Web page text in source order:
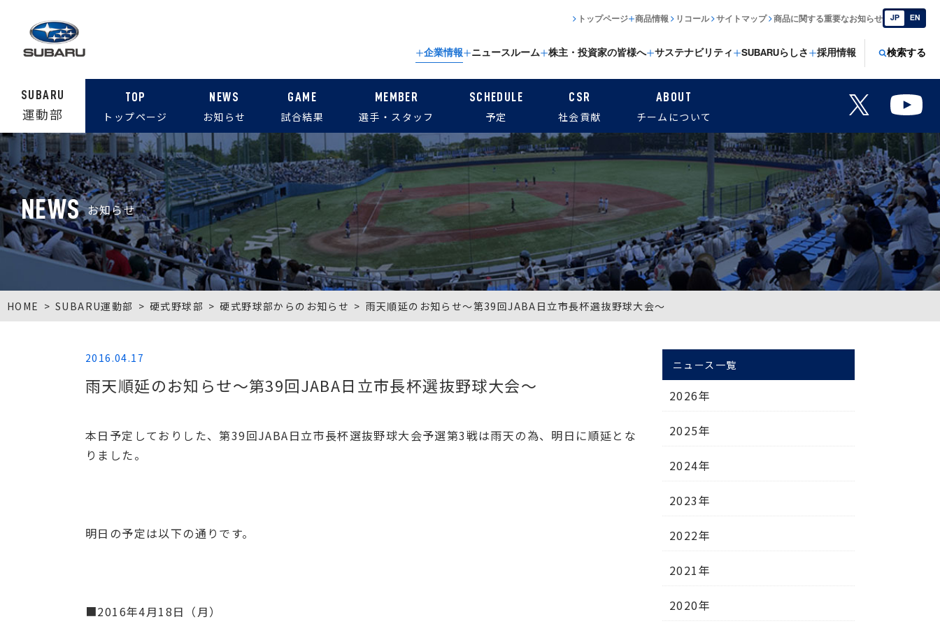
企業情報 ニュースルーム 株主・投資家の皆様へ サステナビリティ SUBARUらしさ 採用情報 検索する
トップページ 商品情報 リコール サイトマップ 商品に関する重要なお知らせ JP EN
SUBARU
運動部
TOP
トップページ
NEWS
お知らせ
GAME
試合結果
MEMBER
選手・スタッフ
SCHEDULE
予定
CSR
社会貢献
ABOUT
チームについて
NEWS お知らせ
HOME SUBARU運動部 硬式野球部 硬式野球部からのお知らせ 雨天順延のお知らせ〜第39回JABA日立市長杯選抜野球大会〜
2016.04.17
雨天順延のお知らせ〜第39回JABA日立市長杯選抜野球大会〜
本日予定しておりした、第39回JABA日立市長杯選抜野球大会予選第3戦は雨天の為、明日に順延とな
りました。
明日の予定は以下の通りです。
■2016年4月18日（月）
ニュース一覧
2026年
2025年
2024年
2023年
2022年
2021年
2020年